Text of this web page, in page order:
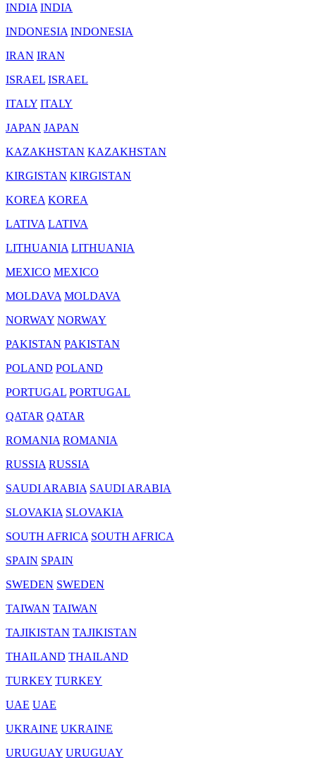
INDIA INDIA
INDONESIA INDONESIA
IRAN IRAN
ISRAEL ISRAEL
ITALY ITALY
JAPAN JAPAN
KAZAKHSTAN KAZAKHSTAN
KIRGISTAN KIRGISTAN
KOREA KOREA
LATIVA LATIVA
LITHUANIA LITHUANIA
MEXICO MEXICO
MOLDAVA MOLDAVA
NORWAY NORWAY
PAKISTAN PAKISTAN
POLAND POLAND
PORTUGAL PORTUGAL
QATAR QATAR
ROMANIA ROMANIA
RUSSIA RUSSIA
SAUDI ARABIA SAUDI ARABIA
SLOVAKIA SLOVAKIA
SOUTH AFRICA SOUTH AFRICA
SPAIN SPAIN
SWEDEN SWEDEN
TAIWAN TAIWAN
TAJIKISTAN TAJIKISTAN
THAILAND THAILAND
TURKEY TURKEY
UAE UAE
UKRAINE UKRAINE
URUGUAY URUGUAY